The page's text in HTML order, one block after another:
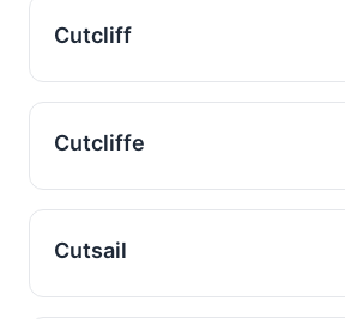
Cutcliff
Cutcliffe
Cutsail